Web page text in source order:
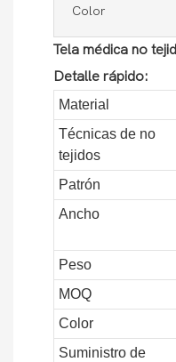
Color
Tela médica no
Detalle rápido:
Material
Técnicas de no
tejidos
Patrón
Ancho
Peso
MOQ
Color
Suministro de